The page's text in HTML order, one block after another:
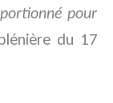
pour
du 17